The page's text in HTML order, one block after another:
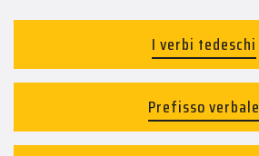
I verbi tedeschi
Prefisso verbale